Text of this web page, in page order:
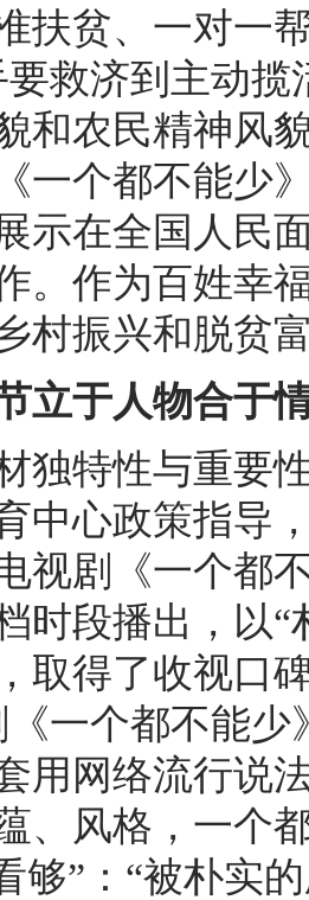
扶贫、一对一
要救济到主动
和农民精神风
一个都不能少
示在全国人民
。作为百姓幸
村振兴和脱贫
立于人物合于
特性与重要性
中心政策指导
视剧《一个都
时段播出，以“
取得了收视口
《一个都不能
用网络流行说
、风格，一个
够”：“被朴实